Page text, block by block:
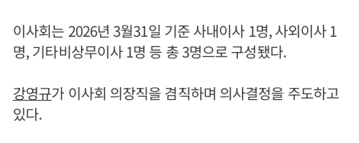
이사회는 2026년 3월31일 기준 사내이사 1명, 사외이사 1
명, 기타비상무이사 1명 등 총 3명으로 구성됐다.
강영규가 이사회 의장직을 겸직하며 의사결정을 주도하고
있다.